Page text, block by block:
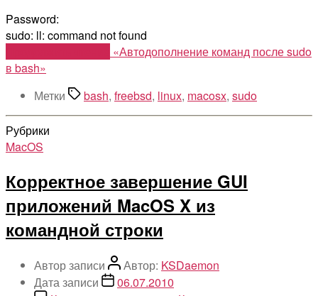
Password:
sudo: ll: command not found
«Автодополнение команд после sudo
в bash»
Метки
bash, freebsd, linux, macosx, sudo
Рубрики
MacOS
Корректное завершение GUI
приложений MacOS X из
командной строки
Автор записи Автор: KSDaemon
Дата записи
06.07.2010